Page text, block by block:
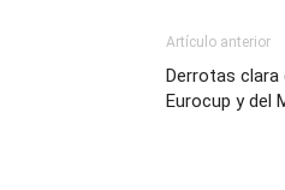
Artículo anterior
Derrotas clara
Eurocup y del